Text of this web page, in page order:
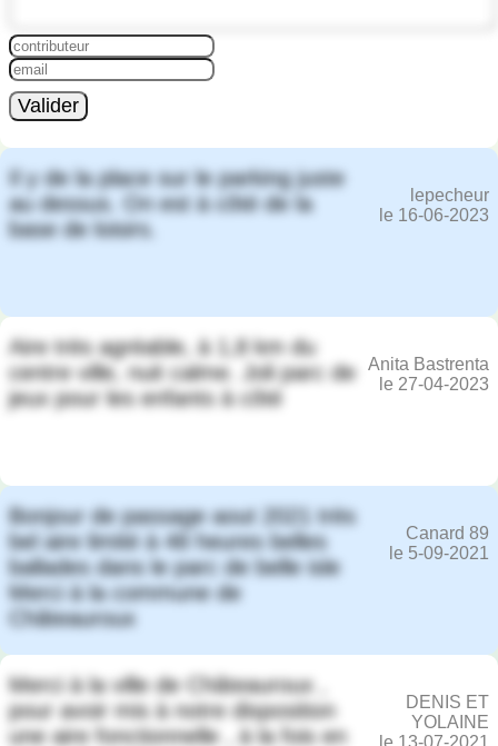
Valider
Il y de la place sur le parking juste
au dessus. On est à côté de la
base de loisirs.
lepecheur
le 16-06-2023
Aire très agréable, à 1,8 km du
centre ville, nuit calme. Joli parc de
jeux pour les enfants à côté
Anita Bastrenta
le 27-04-2023
Bonjour de passage aout 2021 très
bel aire limité à 48 heures belles
ballades dans le parc de belle isle
Merci à la commune de
Châteauroux
Canard 89
le 5-09-2021
Merci à la ville de Châteauroux ,
pour avoir mis à notre disposition
une aire fonctionnelle , à la fois en
DENIS ET
YOLAINE